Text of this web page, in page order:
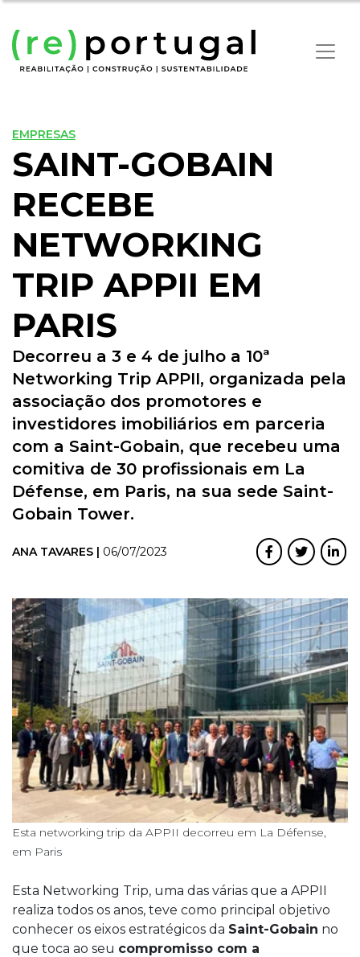
EMPRESAS
SAINT-GOBAIN
RECEBE
NETWORKING
TRIP APPII EM
PARIS
Decorreu a 3 e 4 de julho a 10ª
Networking Trip APPII, organizada pela
associação dos promotores e
investidores imobiliários em parceria
com a Saint-Gobain, que recebeu uma
comitiva de 30 profissionais em La
Défense, em Paris, na sua sede Saint-
Gobain Tower.
ANA TAVARES | 06/07/2023
Esta networking trip da APPII decorreu em La Défense,
em Paris
Esta Networking Trip, uma das várias que a APPII
realiza todos os anos, teve como principal objetivo
conhecer os eixos estratégicos da Saint-Gobain no
que toca ao seu compromisso com a